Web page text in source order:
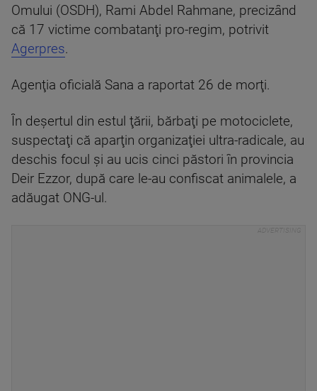
Omului (OSDH), Rami Abdel Rahmane, precizând
că 17 victime combatanţi pro-regim, potrivit
Agerpres.
Agenţia oficială Sana a raportat 26 de morţi.
În deşertul din estul ţării, bărbaţi pe motociclete,
suspectaţi că aparţin organizaţiei ultra-radicale, au
deschis focul şi au ucis cinci păstori în provincia
Deir Ezzor, după care le-au confiscat animalele, a
adăugat ONG-ul.